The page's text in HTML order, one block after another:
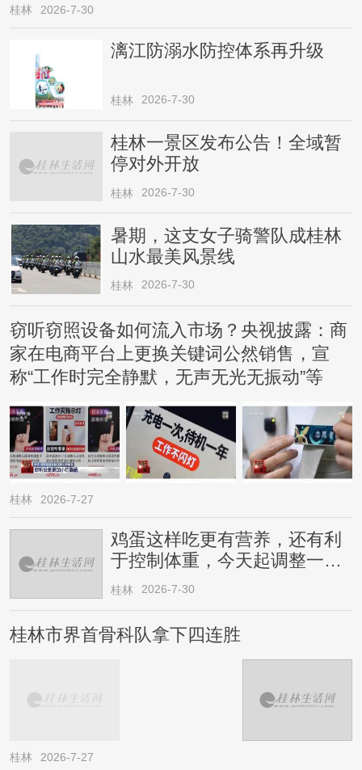
桂林 2026-7-30
漓江防溺水防控体系再升级
桂林 2026-7-30
桂林一景区发布公告！全域暂
停对外开放
桂林 2026-7-30
暑期，这支女子骑警队成桂林
山水最美风景线
桂林 2026-7-30
窃听窃照设备如何流入市场？央视披露：商
家在电商平台上更换关键词公然销售，宣
称“工作时完全静默，无声无光无振动”等
桂林 2026-7-27
鸡蛋这样吃更有营养，还有利
于控制体重，今天起调整一下
→
桂林 2026-7-30
桂林市界首骨科队拿下四连胜
桂林 2026-7-27